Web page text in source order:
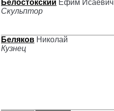
Белостокский Ефим Исаевич
Скульптор
Беляков Николай
Кузнец